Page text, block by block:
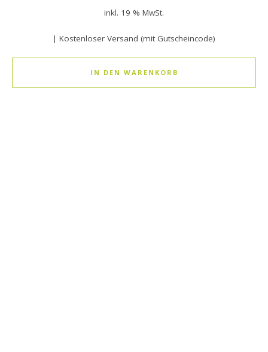
inkl. 19 % MwSt.
| Kostenloser Versand (mit Gutscheincode)
IN DEN WARENKORB